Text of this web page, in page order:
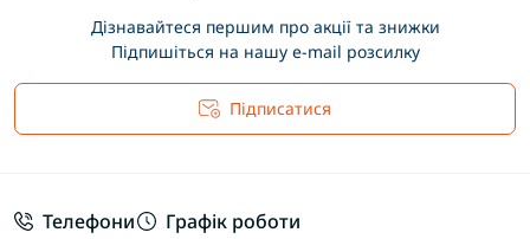
Дізнавайтеся першим про акції та знижки
Підпишіться на нашу e-mail розсилку
Підписатися
Телефони Графік роботи